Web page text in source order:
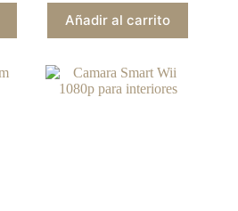
Añadir al carrito